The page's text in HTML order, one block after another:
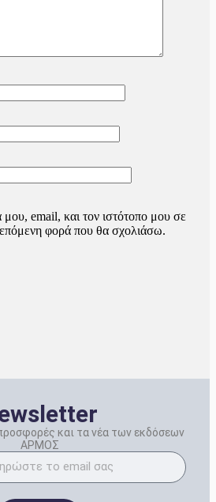
email, και τον ιστότοπο μου σε
φορά που θα σχολιάσω.
και τα νέα των εκδόσεων
ΑΡΜΟΣ